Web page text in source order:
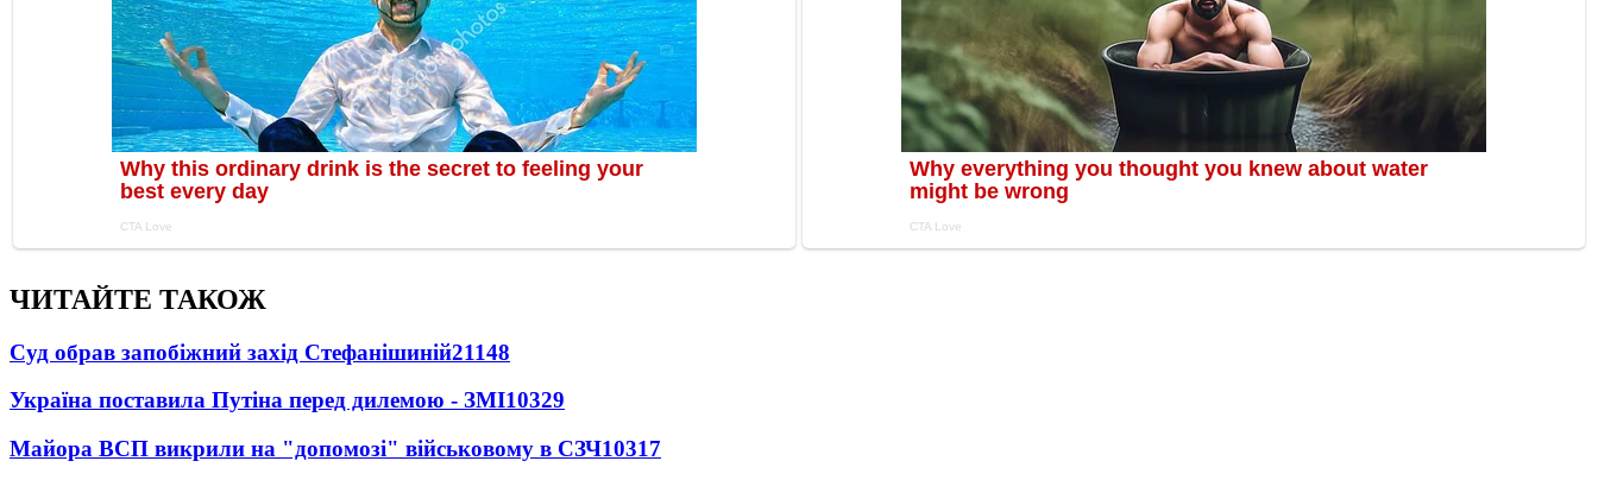
ЧИТАЙТЕ ТАКОЖ
Суд обрав запобіжний захід Стефанішиній21148
Україна поставила Путіна перед дилемою - ЗМІ10329
Майора ВСП викрили на "допомозі" військовому в СЗЧ10317